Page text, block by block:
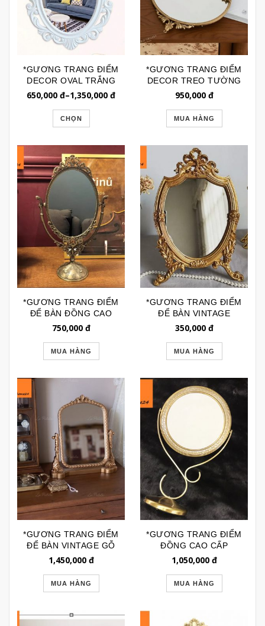
*GƯƠNG TRANG ĐIỂM
DECOR OVAL TRẮNG
VIỀN VINTAGE HOA
650,000 đ–1,350,000 đ
CHỌN
*GƯƠNG TRANG ĐIỂM
DECOR TREO TƯỜNG
VINTAGE ĐỒNG
950,000đ
MUA HÀNG
*GƯƠNG TRANG ĐIỂM
ĐỂ BÀN ĐỒNG CAO
CẤP VINTAGE
750,000đ
MUA HÀNG
*GƯƠNG TRANG ĐIỂM
ĐỂ BÀN VINTAGE
CÔNG CHÚA GTD204
350,000đ
MUA HÀNG
*GƯƠNG TRANG ĐIỂM
ĐỂ BÀN VINTAGE GỖ
XOAY 360 GTR269
1,450,000đ
MUA HÀNG
*GƯƠNG TRANG ĐIỂM
ĐỒNG CAO CẤP
GTD025
1,050,000đ
MUA HÀNG